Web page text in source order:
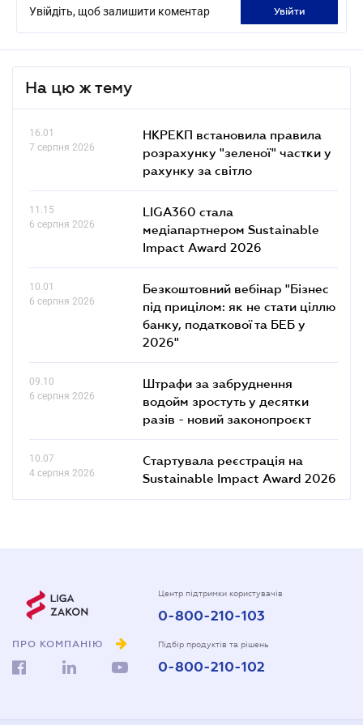
Увійдіть, щоб залишити коментар увійти
На цю ж тему
16.01
7 серпня 2026
НКРЕКП встановила правила
розрахунку "зеленої" частки у
рахунку за світло
11.15
6 серпня 2026
LIGA360 стала
медіапартнером Sustainable
Impact Award 2026
10.01
6 серпня 2026
Безкоштовний вебінар "Бізнес
під прицілом: як не стати ціллю
банку, податкової та БЕБ у
2026"
09.10
6 серпня 2026
Штрафи за забруднення
водойм зростуть у десятки
разів - новий законопроєкт
10.07
4 серпня 2026
Стартувала реєстрація на
Sustainable Impact Award 2026
ПРО КОМПАНІЮ
Центр підтримки користувачів
0-800-210-103
Підбір продуктів та рішень
0-800-210-102